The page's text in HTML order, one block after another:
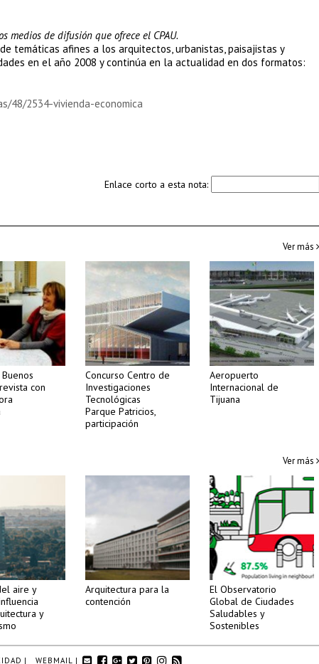
medios de difusión que ofrece el CPAU.
temáticas afines a los arquitectos, urbanistas, paisajistas y
en el año 2008 y continúa en la actualidad en dos formatos:
48/2534-vivienda-economica
Enlace corto a esta nota:
Ver más
con
Concurso Centro de
Investigaciones
Tecnológicas
Parque Patricios,
participación
Aeropuerto
Internacional de
Tijuana
Ver más
aire y
y
Arquitectura para la
contención
El Observatorio
Global de Ciudades
Saludables y
Sostenibles
| WEBMAIL |